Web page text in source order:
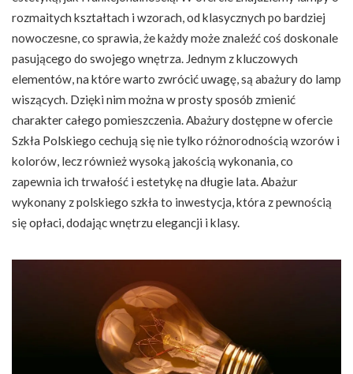
rozmaitych kształtach i wzorach, od klasycznych po bardziej
nowoczesne, co sprawia, że każdy może znaleźć coś doskonale
pasującego do swojego wnętrza. Jednym z kluczowych
elementów, na które warto zwrócić uwagę, są abażury do lamp
wiszących. Dzięki nim można w prosty sposób zmienić
charakter całego pomieszczenia. Abażury dostępne w ofercie
Szkła Polskiego cechują się nie tylko różnorodnością wzorów i
kolorów, lecz również wysoką jakością wykonania, co
zapewnia ich trwałość i estetykę na długie lata. Abażur
wykonany z polskiego szkła to inwestycja, która z pewnością
się opłaci, dodając wnętrzu elegancji i klasy.